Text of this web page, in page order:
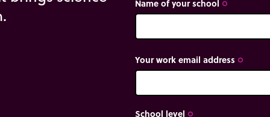
Name of your school trip_origin
Your work email address trip_origin
School level trip_origin